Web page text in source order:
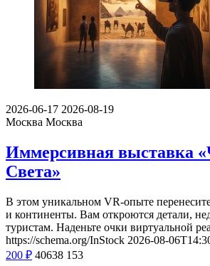
2026-06-17 2026-08-19
Москва Москва
Иммерсивная выставка
Света»
В этом уникальном VR-опыте
и континенты. Вам откроются детали,
туристам. Наденьте очки виртуальной
https://schema.org/InStock 2026-08-
200 ₽ 40638 153